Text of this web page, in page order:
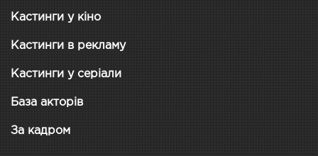
Кастинги у кіно
Кастинги в рекламу
Кастинги у серіали
База акторів
За кадром